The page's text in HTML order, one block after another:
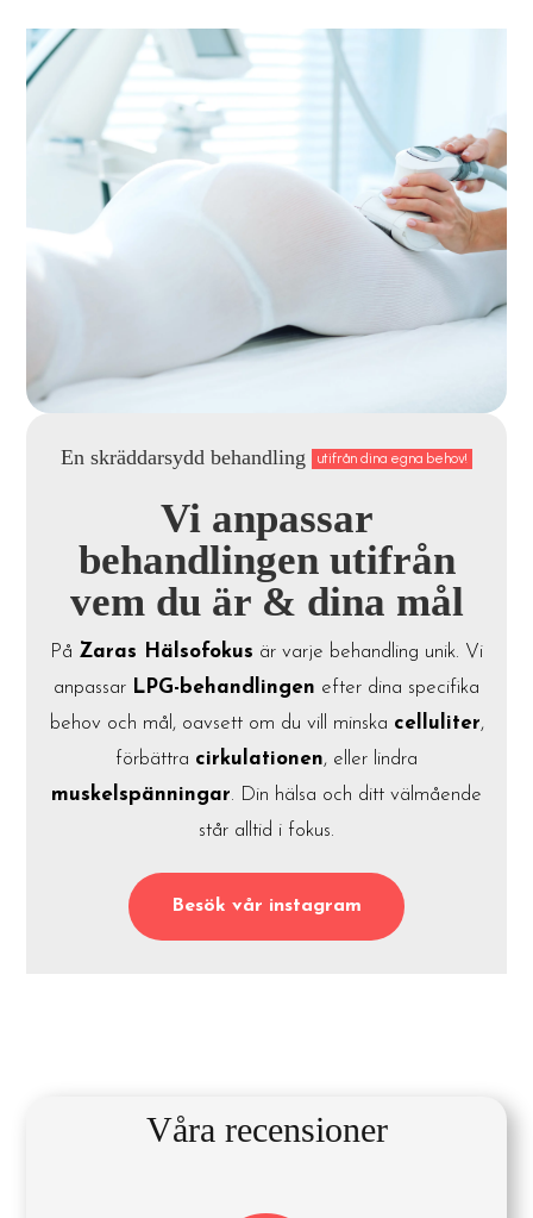
En skräddarsydd behandling utifrån dina egna behov!
Vi anpassar
behandlingen utifrån
vem du är & dina mål
På Zaras Hälsofokus är varje behandling unik. Vi
anpassar LPG-behandlingen efter dina specifika
behov och mål, oavsett om du vill minska celluliter,
förbättra cirkulationen, eller lindra
muskelspänningar. Din hälsa och ditt välmående
står alltid i fokus.
Besök vår instagram
Våra recensioner